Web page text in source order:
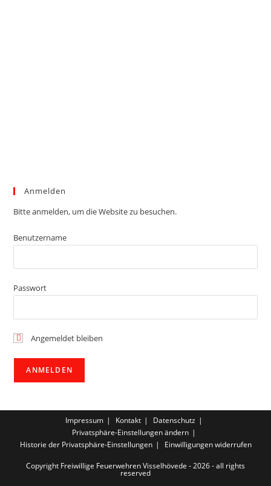
Anmelden
Bitte anmelden, um die Website zu besuchen.
Benutzername
Passwort
Angemeldet bleiben
Impressum Kontakt
Datenschutz
Privatsphäre-Einstellungen ändern
Historie der Privatsphäre-Einstellungen
Einwilligungen widerrufen
Copyright Freiwillige Feuerwehren Visselhövede - 2026 - all rights
reserved